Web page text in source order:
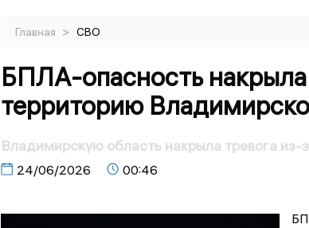
Главная > СВО
БПЛА-опасность накрыла
территорию
Владимирскую область накрыла тревога
24/06/2026 00:46